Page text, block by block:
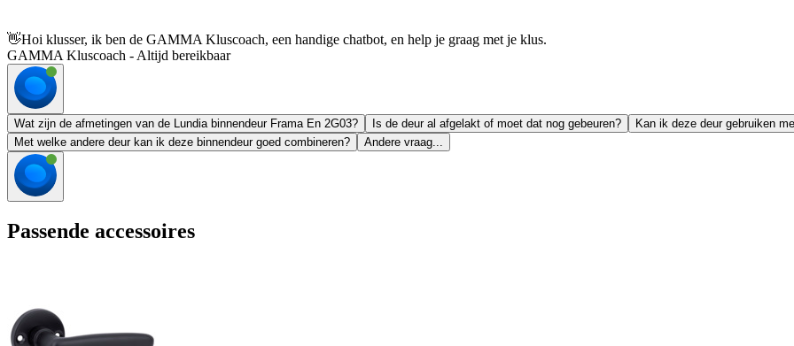
👋Hoi klusser, ik ben de GAMMA Kluscoach, een handige chatbot, en help je graag met je klus.
GAMMA Kluscoach - Altijd bereikbaar
Wat zijn de afmetingen van de Lundia binnendeur Frama En 2G03? Is de deur al afgelakt of moet dat nog gebeuren?
Kan ik deze deur gebruiken
Met welke andere deur kan ik deze binnendeur goed combineren?
Andere vraag...
Passende accessoires